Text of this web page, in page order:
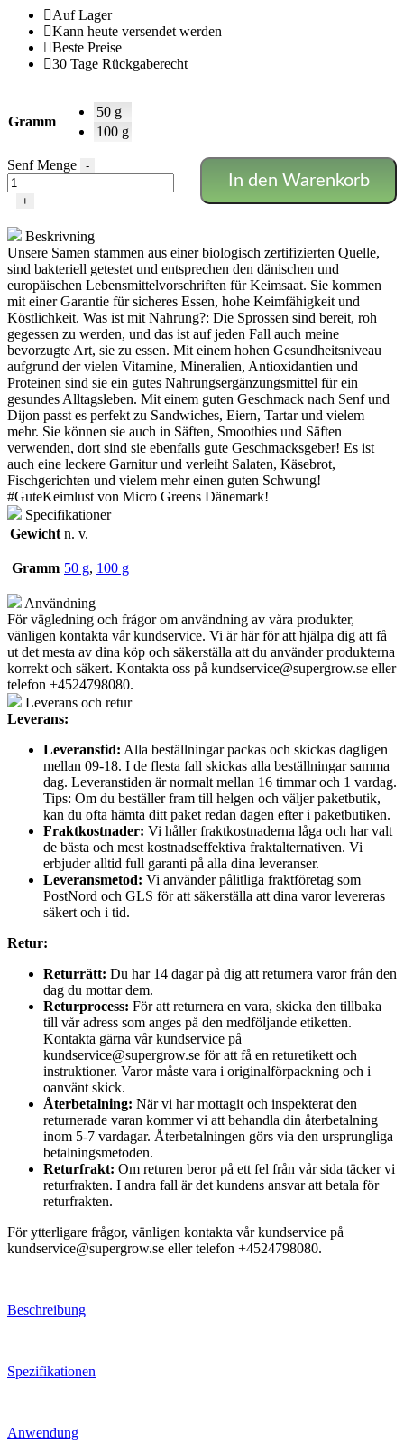
Auf Lager
Kann heute versendet werden
Beste Preise
30 Tage Rückgaberecht
Gramm
50 g
100 g
Senf Menge -
+
In den Warenkorb
Beskrivning
Unsere Samen stammen aus einer biologisch zertifizierten Quelle,
sind bakteriell getestet und entsprechen den dänischen und
europäischen Lebensmittelvorschriften für Keimsaat. Sie kommen
mit einer Garantie für sicheres Essen, hohe Keimfähigkeit und
Köstlichkeit. Was ist mit Nahrung?: Die Sprossen sind bereit, roh
gegessen zu werden, und das ist auf jeden Fall auch meine
bevorzugte Art, sie zu essen. Mit einem hohen Gesundheitsniveau
aufgrund der vielen Vitamine, Mineralien, Antioxidantien und
Proteinen sind sie ein gutes Nahrungsergänzungsmittel für ein
gesundes Alltagsleben. Mit einem guten Geschmack nach Senf und
Dijon passt es perfekt zu Sandwiches, Eiern, Tartar und vielem
mehr. Sie können sie auch in Säften, Smoothies und Säften
verwenden, dort sind sie ebenfalls gute Geschmacksgeber! Es ist
auch eine leckere Garnitur und verleiht Salaten, Käsebrot,
Fischgerichten und vielem mehr einen guten Schwung!
#GuteKeimlust von Micro Greens Dänemark!
Specifikationer
Gewicht n. v.
Gramm 50 g, 100 g
Användning
För vägledning och frågor om användning av våra produkter,
vänligen kontakta vår kundservice. Vi är här för att hjälpa dig att få
ut det mesta av dina köp och säkerställa att du använder produkterna
korrekt och säkert. Kontakta oss på kundservice@supergrow.se eller
telefon +4524798080.
Leverans och retur
Leverans:
Leveranstid: Alla beställningar packas och skickas dagligen
mellan 09-18. I de flesta fall skickas alla beställningar samma
dag. Leveranstiden är normalt mellan 16 timmar och 1 vardag.
Tips: Om du beställer fram till helgen och väljer paketbutik,
kan du ofta hämta ditt paket redan dagen efter i paketbutiken.
Fraktkostnader: Vi håller fraktkostnaderna låga och har valt
de bästa och mest kostnadseffektiva fraktalternativen. Vi
erbjuder alltid full garanti på alla dina leveranser.
Leveransmetod: Vi använder pålitliga fraktföretag som
PostNord och GLS för att säkerställa att dina varor levereras
säkert och i tid.
Retur:
Returrätt: Du har 14 dagar på dig att returnera varor från den
dag du mottar dem.
Returprocess: För att returnera en vara, skicka den tillbaka
till vår adress som anges på den medföljande etiketten.
Kontakta gärna vår kundservice på
kundservice@supergrow.se för att få en returetikett och
instruktioner. Varor måste vara i originalförpackning och i
oanvänt skick.
Återbetalning: När vi har mottagit och inspekterat den
returnerade varan kommer vi att behandla din återbetalning
inom 5-7 vardagar. Återbetalningen görs via den ursprungliga
betalningsmetoden.
Returfrakt: Om returen beror på ett fel från vår sida täcker vi
returfrakten. I andra fall är det kundens ansvar att betala för
returfrakten.
För ytterligare frågor, vänligen kontakta vår kundservice på
kundservice@supergrow.se eller telefon +4524798080.
Beschreibung
Spezifikationen
Anwendung